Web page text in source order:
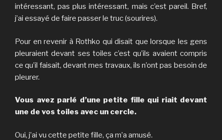
intéressant, pas plus intéressant, mais c’est pareil. Bref,
j’ai essayé de faire passer le truc (sourires).
Pour en revenir à Rothko qui disait que lorsque les gens
pleuraient devant ses toiles c’est qu’ils avaient compris
ce qu’il faisait, devant mes travaux, ils n’ont pas besoin de
pleurer.
Vous avez parlé d’une petite fille qui riait devant
une de vos toiles avec un cercle.
Oui, j’ai vu cette petite fille, ça m’a amusé.